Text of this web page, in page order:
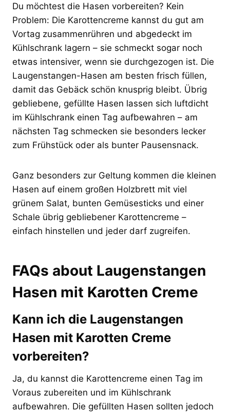
Du möchtest die Hasen vorbereiten? Kein
Problem: Die Karottencreme kannst du gut am
Vortag zusammenrühren und abgedeckt im
Kühlschrank lagern – sie schmeckt sogar noch
etwas intensiver, wenn sie durchgezogen ist. Die
Laugenstangen-Hasen am besten frisch füllen,
damit das Gebäck schön knusprig bleibt. Übrig
gebliebene, gefüllte Hasen lassen sich luftdicht
im Kühlschrank einen Tag aufbewahren – am
nächsten Tag schmecken sie besonders lecker
zum Frühstück oder als bunter Pausensnack.
Ganz besonders zur Geltung kommen die kleinen
Hasen auf einem großen Holzbrett mit viel
grünem Salat, bunten Gemüsesticks und einer
Schale übrig gebliebener Karottencreme –
einfach hinstellen und jeder darf zugreifen.
FAQs about Laugenstangen
Hasen mit Karotten Creme
Kann ich die Laugenstangen
Hasen mit Karotten Creme
vorbereiten?
Ja, du kannst die Karottencreme einen Tag im
Voraus zubereiten und im Kühlschrank
aufbewahren. Die gefüllten Hasen sollten jedoch